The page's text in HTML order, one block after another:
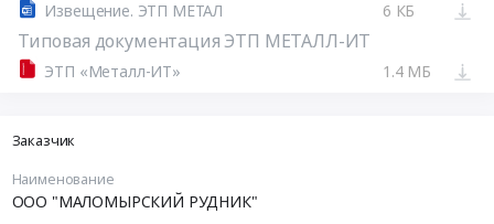
Извещение. ЭТП МЕТАЛ
6 КБ
Типовая документация ЭТП МЕТАЛЛ-ИТ
ЭТП «Металл-ИТ» 1.4 МБ
Заказчик
Наименование
ООО "МАЛОМЫРСКИЙ РУДНИК"